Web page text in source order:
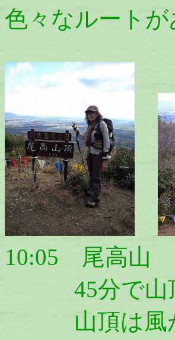
色々なルート
10:05 尾高山
45分で山頂
山頂は風が